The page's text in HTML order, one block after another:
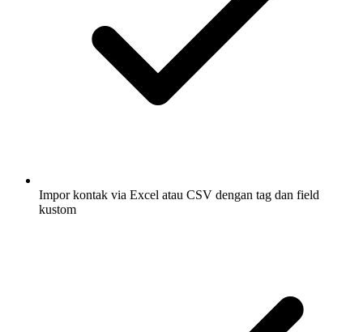
Impor kontak via Excel atau CSV dengan tag dan field
kustom